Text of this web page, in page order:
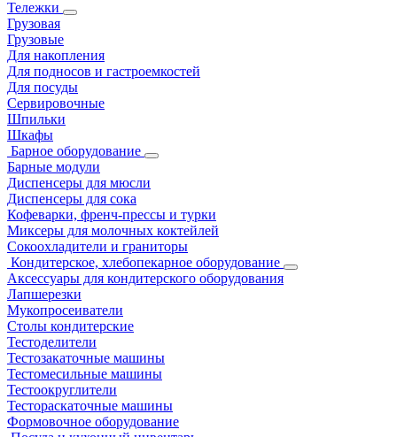
Тележки
Грузовая
Грузовые
Для накопления
Для подносов и гастроемкостей
Для посуды
Сервировочные
Шпильки
Шкафы
Барное оборудование
Барные модули
Диспенсеры для мюсли
Диспенсеры для сока
Кофеварки, френч-прессы и турки
Миксеры для молочных коктейлей
Сокоохладители и граниторы
Кондитерское, хлебопекарное оборудование
Аксессуары для кондитерского оборудования
Лапшерезки
Мукопросеиватели
Столы кондитерские
Тестоделители
Тестозакаточные машины
Тестомесильные машины
Тестоокруглители
Тестораскаточные машины
Формовочное оборудование